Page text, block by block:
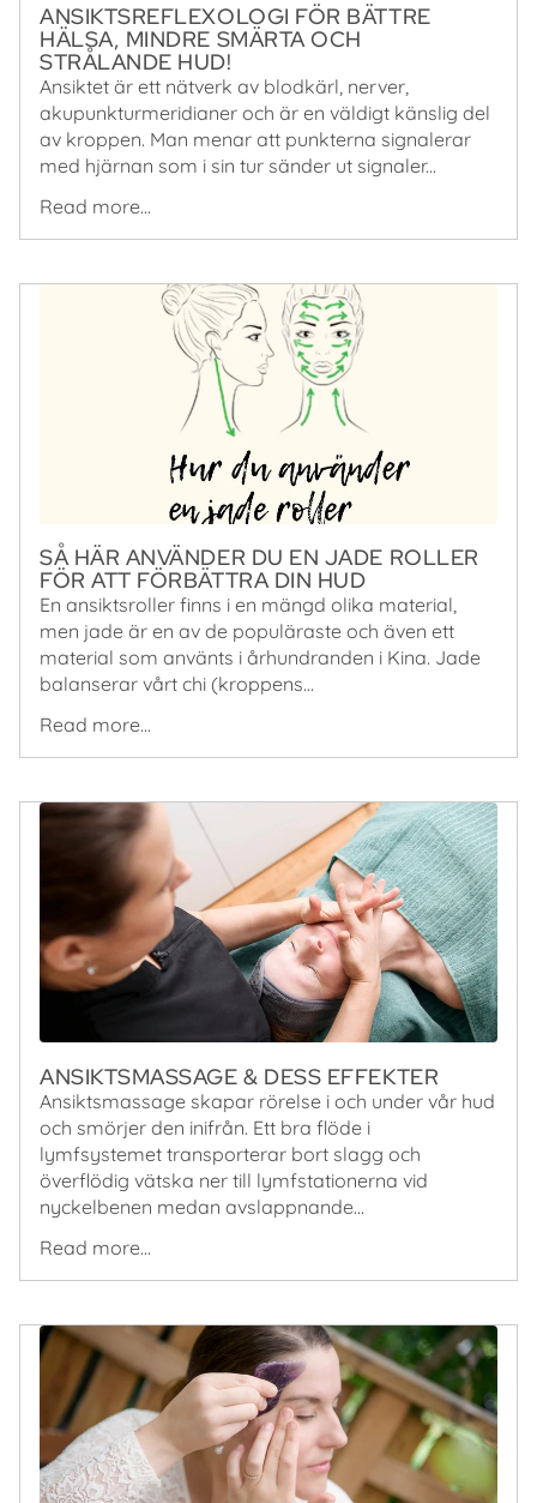
ANSIKTSREFLEXOLOGI FÖR BÄTTRE
HÄLSA, MINDRE SMÄRTA OCH
STRÅLANDE HUD!
Ansiktet är ett nätverk av blodkärl, nerver,
akupunkturmeridianer och är en väldigt känslig del
av kroppen. Man menar att punkterna signalerar
med hjärnan som i sin tur sänder ut signaler...
Read more...
SÅ HÄR ANVÄNDER DU EN JADE ROLLER
FÖR ATT FÖRBÄTTRA DIN HUD
En ansiktsroller finns i en mängd olika material,
men jade är en av de populäraste och även ett
material som använts i århundranden i Kina. Jade
balanserar vårt chi (kroppens...
Read more...
ANSIKTSMASSAGE & DESS EFFEKTER
Ansiktsmassage skapar rörelse i och under vår hud
och smörjer den inifrån. Ett bra flöde i
lymfsystemet transporterar bort slagg och
överflödig vätska ner till lymfstationerna vid
nyckelbenen medan avslappnande...
Read more...